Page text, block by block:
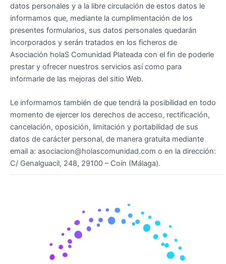
datos personales y a la libre circulación de estos datos le
informamos que, mediante la cumplimentación de los
presentes formularios, sus datos personales quedarán
incorporados y serán tratados en los ficheros de
Asociación holaS Comunidad Plateada con el fin de poderle
prestar y ofrecer nuestros servicios así como para
informarle de las mejoras del sitio Web.
Le informamos también de que tendrá la posibilidad en todo
momento de ejercer los derechos de acceso, rectificación,
cancelación, oposición, limitación y portabilidad de sus
datos de carácter personal, de manera gratuita mediante
email a: asociacion@holascomunidad.com o en la dirección:
C/ Genalguacil, 248, 29100 – Coín (Málaga).